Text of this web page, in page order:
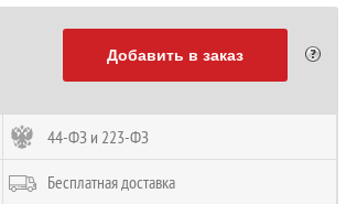
Добавить в заказ
44-ФЗ и 223-ФЗ
Бесплатная доставка